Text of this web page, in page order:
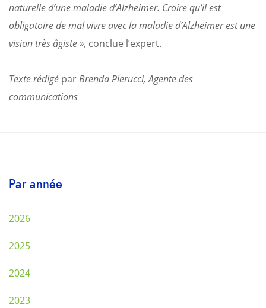
naturelle d’une maladie d’Alzheimer. Croire qu’il est
obligatoire de mal vivre avec la maladie d’Alzheimer est une
vision très âgiste », conclue l’expert.
Texte rédigé parBrenda Pierucci, Agente des
communications
Par année
2026
2025
2024
2023